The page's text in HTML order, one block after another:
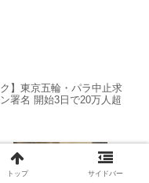
ク】東京五輪・パラ中止求
署名 開始3日で20万人超
トップ サイドバー